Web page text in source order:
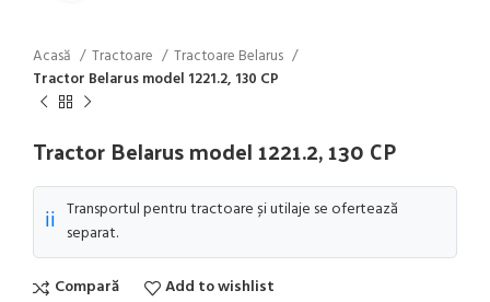
Acasă Tractoare
Tractoare Belarus
Tractor Belarus model 1221.2, 130 CP
Tractor Belarus model 1221.2, 130 CP
ℹ️ Transportul pentru tractoare și utilaje se ofertează
separat.
Compară Add to wishlist